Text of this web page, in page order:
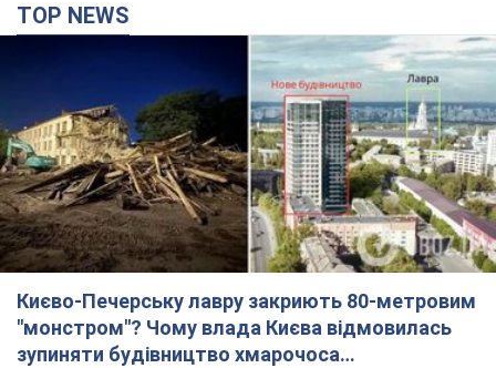
TOP NEWS
Києво-Печерську лавру закриють 80-метровим
"монстром"? Чому влада Києва відмовилась
зупиняти будівництво хмарочоса